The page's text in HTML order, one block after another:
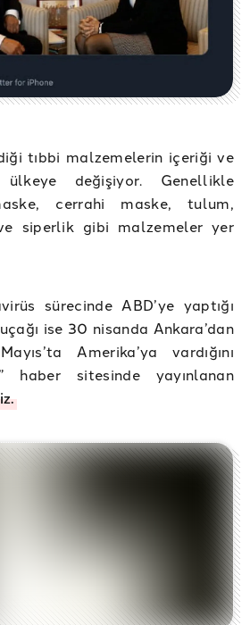
tıbbi malzemelerin içeriği ve
değişiyor. Genellikle
cerrahi maske, tulum,
siperlik gibi malzemeler yer
sürecinde ABD’ye yaptığı
ise 30 nisanda Ankara’dan
Amerika’ya vardığını
haber sitesinde yayınlanan